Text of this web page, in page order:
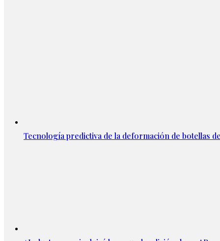
Tecnología predictiva de la deformación de botellas